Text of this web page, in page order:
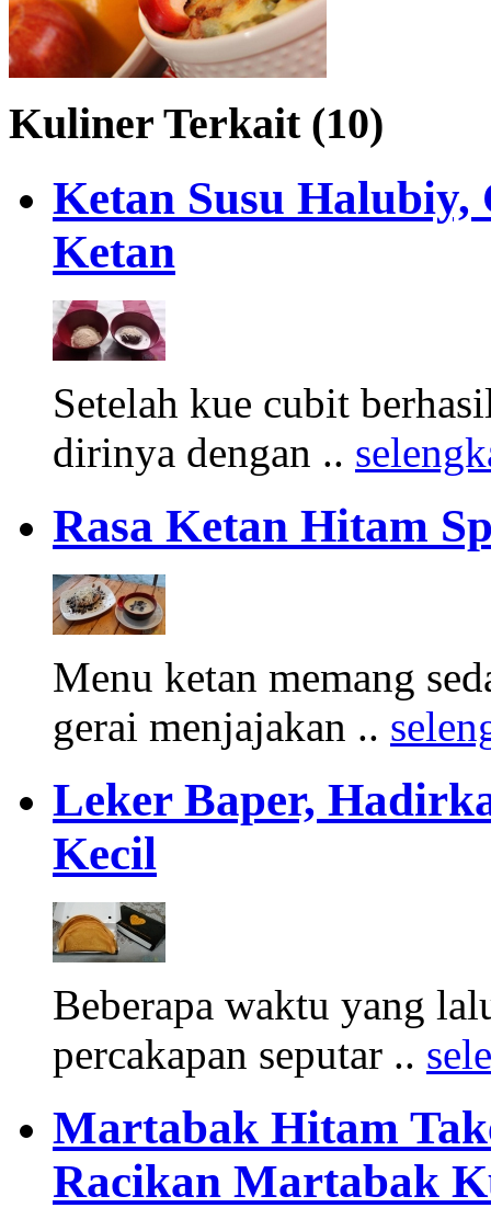
Kuliner Terkait (10)
Ketan Susu
Ketan
Setelah kue cubit
dirinya dengan ..
Rasa Ketan Hitam
Menu ketan memang
gerai menjajakan ..
Leker Baper,
Kecil
Beberapa waktu yang
percakapan seputar ..
Martabak Hitam
Racikan Martabak